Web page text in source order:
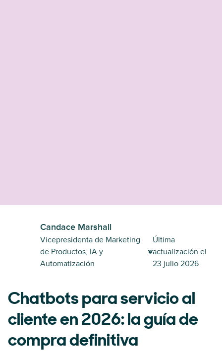
Candace Marshall
Vicepresidenta de Marketing
de Productos, IA y
Automatización
Última
actualización el
23 julio 2026
Chatbots para servicio al
cliente en 2026: la guía de
compra definitiva